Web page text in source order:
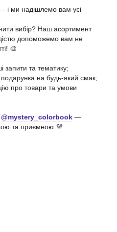
і ми надішлемо вам усі
вибір? Наш асортимент
допоможемо вам не
🎨
запити та тематику;
на будь-який смак;
про товари та умови
@mystery_colorbook —
та приємною 💜